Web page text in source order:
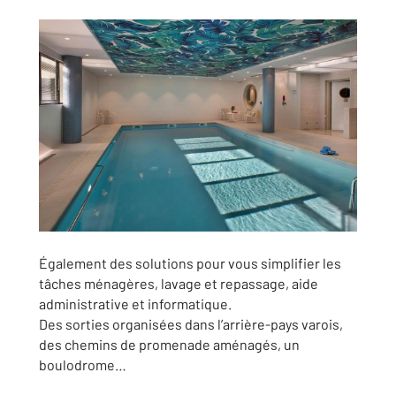
Également des solutions pour vous simplifier les
tâches ménagères, lavage et repassage, aide
administrative et informatique.
Des sorties organisées dans l’arrière-pays varois,
des chemins de promenade aménagés, un
boulodrome…